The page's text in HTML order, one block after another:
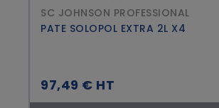
SC JOHNSON PROFESSIONAL
PATE SOLOPOL EXTRA 2L X4
97,49 € HT